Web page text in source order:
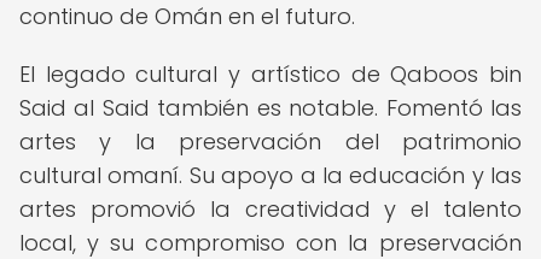
continuo de Omán en el futuro.
El legado cultural y artístico de Qaboos bin
Said al Said también es notable. Fomentó las
artes y la preservación del patrimonio
cultural omaní. Su apoyo a la educación y las
artes promovió la creatividad y el talento
local, y su compromiso con la preservación